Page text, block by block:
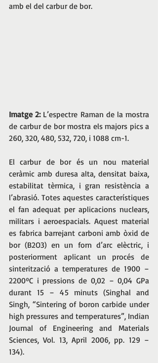
amb el del carbur de bor.
Imatge 2: L’espectre Raman de la mostra
de carbur de bor mostra els majors pics a
260, 320, 480, 532, 720, i 1088 cm-1.
El carbur de bor és un nou material
ceràmic amb duresa alta, densitat baixa,
estabilitat tèrmica, i gran resistència a
l’abrasió. Totes aquestes característiques
el fan adequat per aplicacions nuclears,
militars i aeroespacials. Aquest material
es fabrica barrejant carboni amb òxid de
bor (B2O3) en un forn d’arc elèctric, i
posteriorment aplicant un procés de
sinterització a temperatures de 1900 –
2200ºC i pressions de 0,02 – 0,04 GPa
durant 15 – 45 minuts (Singhal and
Singh, “Sintering of boron carbide under
high pressures and temperatures”, Indian
Journal of Engineering and Materials
Sciences, Vol. 13, April 2006, pp. 129 –
134).